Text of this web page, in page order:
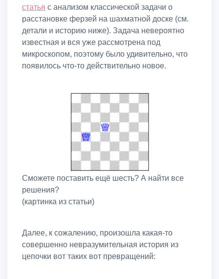
статья с анализом классической задачи о
расстановке ферзей на шахматной доске (см.
детали и историю ниже). Задача невероятно
известная и вся уже рассмотрена под
микроскопом, поэтому было удивительно, что
появилось что-то действительно новое.
Сможете поставить ещё шесть? А найти все
решения?
(картинка из статьи)
Далее, к сожалению, произошла какая-то
совершенно невразумительная история из
цепочки вот таких вот превращений: